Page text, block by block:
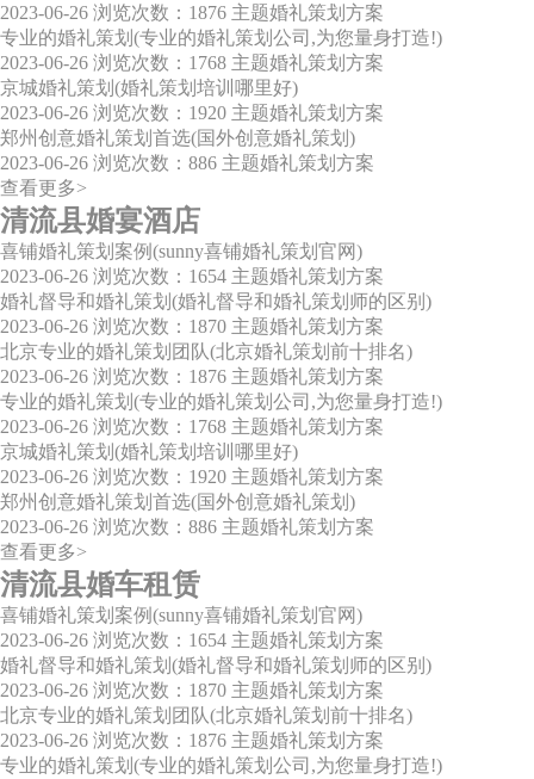
2023-06-26 浏览次数：1876 主题婚礼策划方案
专业的婚礼策划(专业的婚礼策划公司,为您量身打造!)
2023-06-26 浏览次数：1768 主题婚礼策划方案
京城婚礼策划(婚礼策划培训哪里好)
2023-06-26 浏览次数：1920 主题婚礼策划方案
郑州创意婚礼策划首选(国外创意婚礼策划)
2023-06-26 浏览次数：886 主题婚礼策划方案
查看更多>
清流县婚宴酒店
喜铺婚礼策划案例(sunny喜铺婚礼策划官网)
2023-06-26 浏览次数：1654 主题婚礼策划方案
婚礼督导和婚礼策划(婚礼督导和婚礼策划师的区别)
2023-06-26 浏览次数：1870 主题婚礼策划方案
北京专业的婚礼策划团队(北京婚礼策划前十排名)
2023-06-26 浏览次数：1876 主题婚礼策划方案
专业的婚礼策划(专业的婚礼策划公司,为您量身打造!)
2023-06-26 浏览次数：1768 主题婚礼策划方案
京城婚礼策划(婚礼策划培训哪里好)
2023-06-26 浏览次数：1920 主题婚礼策划方案
郑州创意婚礼策划首选(国外创意婚礼策划)
2023-06-26 浏览次数：886 主题婚礼策划方案
查看更多>
清流县婚车租赁
喜铺婚礼策划案例(sunny喜铺婚礼策划官网)
2023-06-26 浏览次数：1654 主题婚礼策划方案
婚礼督导和婚礼策划(婚礼督导和婚礼策划师的区别)
2023-06-26 浏览次数：1870 主题婚礼策划方案
北京专业的婚礼策划团队(北京婚礼策划前十排名)
2023-06-26 浏览次数：1876 主题婚礼策划方案
专业的婚礼策划(专业的婚礼策划公司,为您量身打造!)